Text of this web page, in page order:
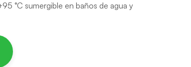
°C sumergible en baños de agua y